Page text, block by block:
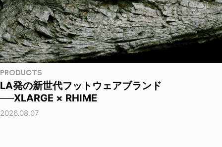
PRODUCTS
LA発の新世代フットウェアブランド
──XLARGE × RHIME
2026.08.07